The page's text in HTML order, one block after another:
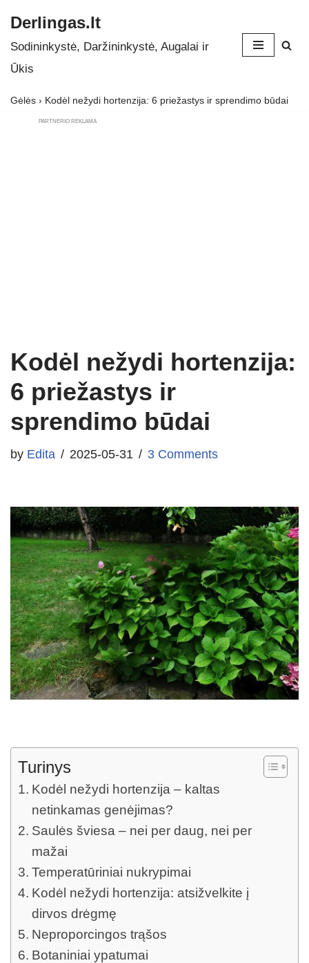
Skip
to
Derlingas.lt
Sodininkystė, Daržininkystė, Augalai ir
Ūkis
Gėlės › Kodėl nežydi hortenzija: 6 priežastys ir sprendimo būdai
PARTNERIO REKLAMA
Kodėl nežydi hortenzija:
6 priežastys ir
sprendimo būdai
by Edita 2025-05-31 3 Comments
Turinys
Kodėl nežydi hortenzija – kaltas
netinkamas genėjimas?
Saulės šviesa – nei per daug, nei per
mažai
Temperatūriniai nukrypimai
Kodėl nežydi hortenzija: atsižvelkite į
dirvos drėgmę
Neproporcingos trąšos
Botaniniai ypatumai